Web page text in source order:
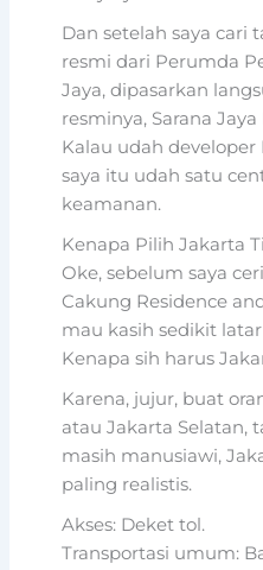
Dan setelah saya cari
resmi dari Perumda
Jaya, dipasarkan
resminya, Sarana
Kalau udah
saya itu udah satu
keamanan.
Kenapa Pilih Jakarta
Oke, sebelum saya
Cakung Residence
mau kasih sedikit
Kenapa sih harus
Karena, jujur, buat
atau Jakarta Selatan,
masih manusiawi,
paling realistis.
Akses: Deket tol.
Transportasi umum: